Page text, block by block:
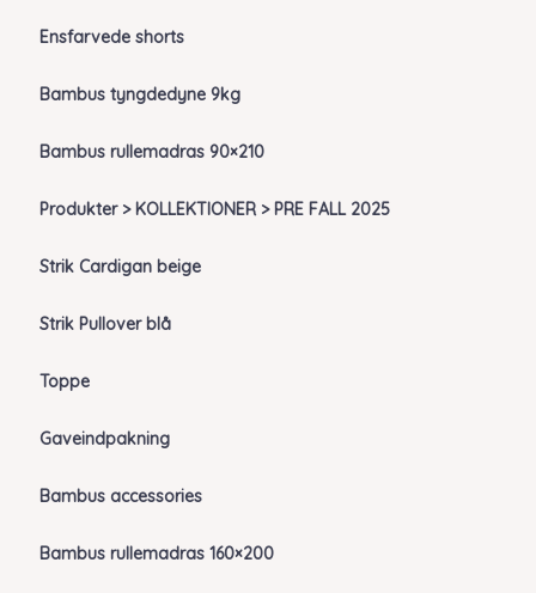
Ensfarvede shorts
Bambus tyngdedyne 9kg
Bambus rullemadras 90×210
Produkter > KOLLEKTIONER > PRE FALL 2025
Strik Cardigan beige
Strik Pullover blå
Toppe
Gaveindpakning
Bambus accessories
Bambus rullemadras 160×200